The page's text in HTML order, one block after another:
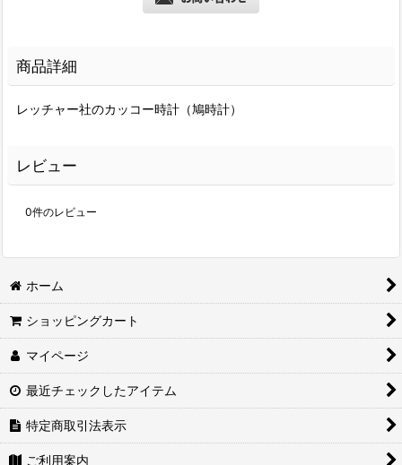
商品詳細
レッチャー社のカッコー時計（鳩時計）
レビュー
0件のレビュー
ホーム
ショッピングカート
マイページ
最近チェックしたアイテム
特定商取引法表示
ご利用案内